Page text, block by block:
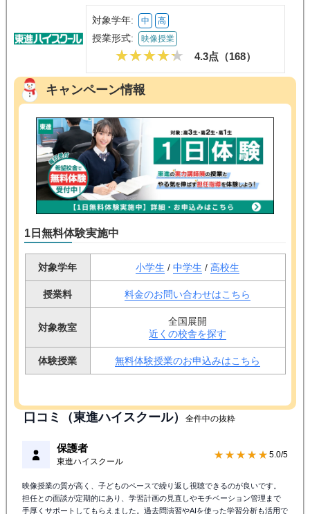
対象学年: 中 高
授業形式: 映像授業
4.3点（168）
キャンペーン情報
1日無料体験実施中
対象学年 小学生 / 中学生 / 高校生
授業料 料金のお問い合わせはこちら
対象教室
全国展開
近くの校舎を探す
体験授業 無料体験授業のお申込みはこちら
口コミ（東進ハイスクール） 全件中の抜粋
保護者
東進ハイスクール
★★★★★ 5.0/5
映像授業の質が高く、子どものペースで繰り返し視聴できるのが良いです。
担任との面談が定期的にあり、学習計画の見直しやモチベーション管理まで
手厚くサポートしてもらえました。過去問演習やAIを使った学習分析も活用で